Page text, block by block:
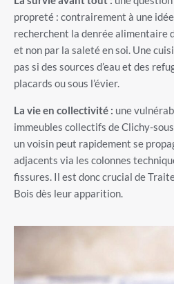
propreté : contrairement à une
recherchent la denrée alimentaire
et non par la saleté en soi. Une
pas si des sources d’eau et des
placards ou sous l’évier.
La vie en collectivité : une
immeubles collectifs de Clichy-
un voisin peut rapidement se
adjacents via les colonnes
fissures. Il est donc crucial de
Bois dès leur apparition.